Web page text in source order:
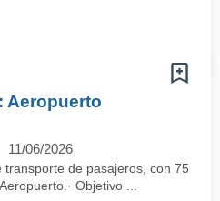
Aeropuerto
11/06/2026
transporte de pasajeros, con 75
Objetivo ...